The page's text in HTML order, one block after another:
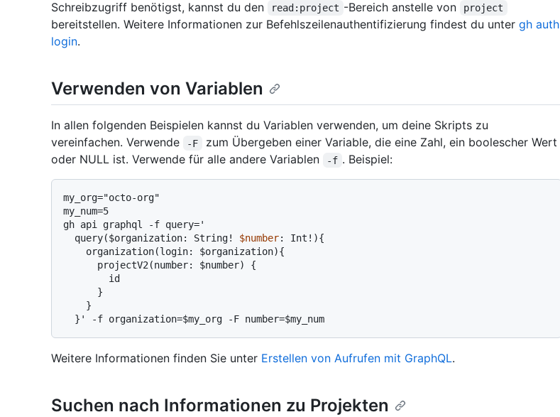
Schreibzugriff benötigst, kannst du den
read:project -Bereich anstelle von project
bereitstellen. Weitere Informationen zur Befehlszeilenauthentifizierung findest du unter gh auth
login.
Verwenden von Variablen
In allen folgenden Beispielen kannst du Variablen verwenden, um deine Skripts zu
vereinfachen. Verwende
-F
zum Übergeben einer Variable, die eine Zahl, ein boolescher Wert
oder NULL ist. Verwende für alle andere Variablen
-f . Beispiel:
my_org="octo-org"
my_num=5
  query($
organization: String! $number: Int!){
Weitere Informationen finden Sie unter Erstellen von Aufrufen mit GraphQL.
Suchen nach Informationen zu Projekten